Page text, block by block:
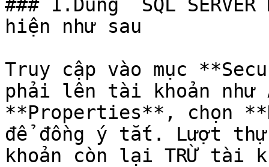
### 1.Dùng  SQL
hiện như sau
Truy cập vào mục
phải lên tài khoản như
**Properties**, chọn
để đồng ý tắt. Lượt
khoản còn lại TRỪ tài